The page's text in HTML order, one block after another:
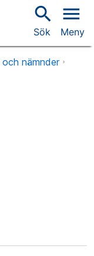
search
Sök
menu
Meny
nämnder